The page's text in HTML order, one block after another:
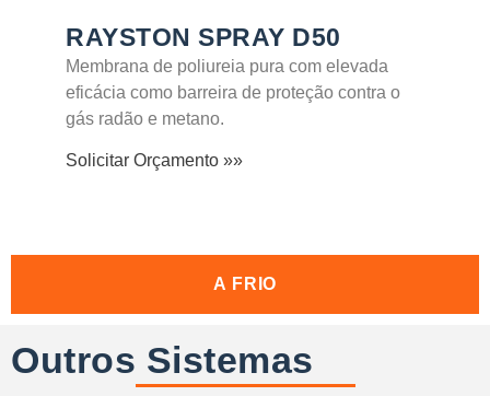
A FRIO
RAYSTON SPRAY D50
Membrana de poliureia pura com elevada
eficácia como barreira de proteção contra o
gás radão e metano.
Solicitar Orçamento »»
Outros Sistemas